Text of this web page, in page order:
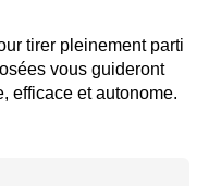
tirer pleinement parti
vous guideront
efficace et autonome.